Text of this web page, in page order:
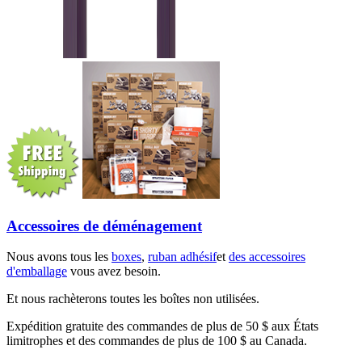
Accessoires de déménagement
Nous avons tous les boxes, ruban adhésifetdes accessoires
d'emballage vous avez besoin.
Et nous rachèterons toutes les boîtes non utilisées.
Expédition gratuite des commandes de plus de 50 $ aux États
limitrophes et des commandes de plus de 100 $ au Canada.